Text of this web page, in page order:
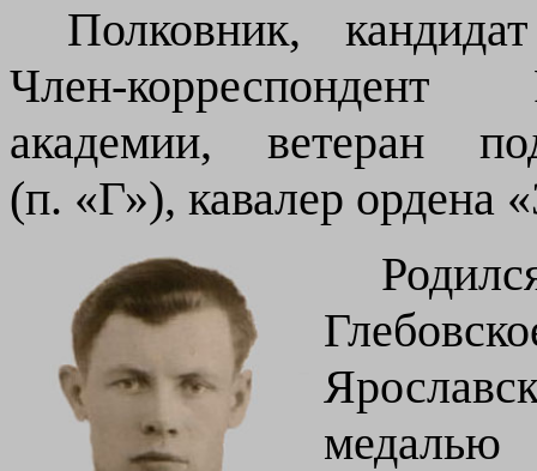
Полковник,
Член-корреспондент
академии, ветеран
(п. «Г»), кавалер ордена